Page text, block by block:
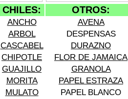
CHILES: OTROS:
ANCHO
AVENA
ARBOL
DESPENSAS
CASCABEL
DURAZNO
CHIPOTLE
FLOR DE JAMAICA
GUAJILLO
GRANOLA
MORITA
PAPEL ESTRAZA
MULATO
PAPEL BLANCO